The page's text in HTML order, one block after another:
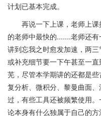
计划已基本完成。
再说一下上课，老师上课
的老师中最快的.......老师还
讲到忘我之时愈发加速，两
或补充细节要一下午甚至一
芜，尽管本学期讲的还都是
复分析、微积分、黎曼曲面
过，有些工具还被频繁使用
论本身有什么独属于自己的